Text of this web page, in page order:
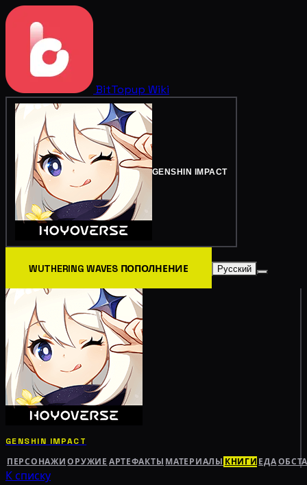
BitTopup Wiki
GENSHIN IMPACT
WUTHERING WAVES ПОПОЛНЕНИЕ Русский
GENSHIN IMPACT
ПЕРСОНАЖИ ОРУЖИЕ АРТЕФАКТЫ МАТЕРИАЛЫ КНИГИ ЕДА
К списку